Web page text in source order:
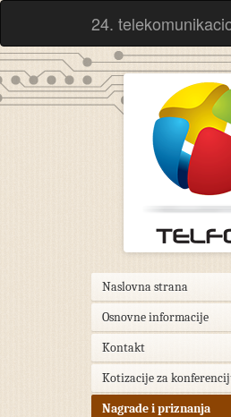
24.
Naslovna strana
Osnovne informacije
Kontakt
Kotizacije za
Nagrade i priznanja